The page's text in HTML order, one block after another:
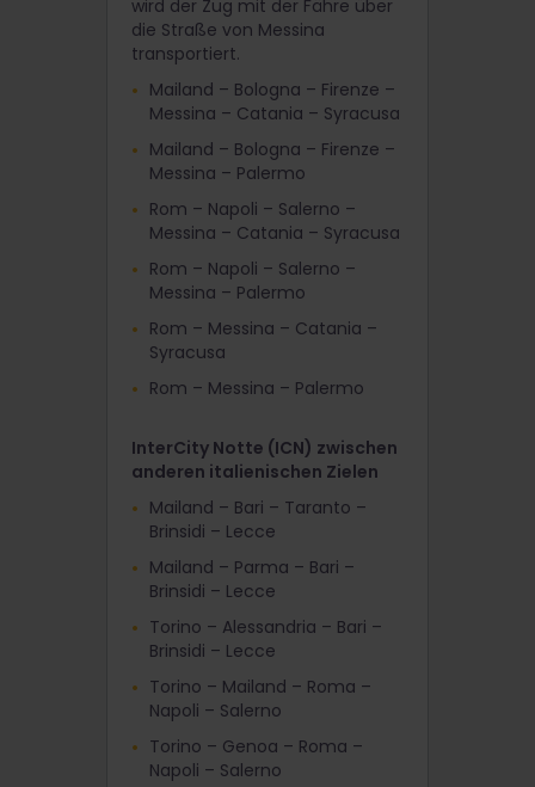
wird der Zug mit der Fähre über
die Straße von Messina
transportiert.
Mailand – Bologna – Firenze –
Messina – Catania – Syracusa
Mailand – Bologna – Firenze –
Messina – Palermo
Rom – Napoli – Salerno –
Messina – Catania – Syracusa
Rom – Napoli – Salerno –
Messina – Palermo
Rom – Messina – Catania –
Syracusa
Rom – Messina – Palermo
InterCity Notte (ICN) zwischen
anderen italienischen Zielen
Mailand – Bari – Taranto –
Brinsidi – Lecce
Mailand – Parma – Bari –
Brinsidi – Lecce
Torino – Alessandria – Bari –
Brinsidi – Lecce
Torino – Mailand – Roma –
Napoli – Salerno
Torino – Genoa – Roma –
Napoli – Salerno